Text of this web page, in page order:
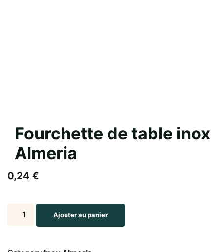
Fourchette de table inox
Almeria
0,24 €
Fourchette
inox
Ajouter au panier